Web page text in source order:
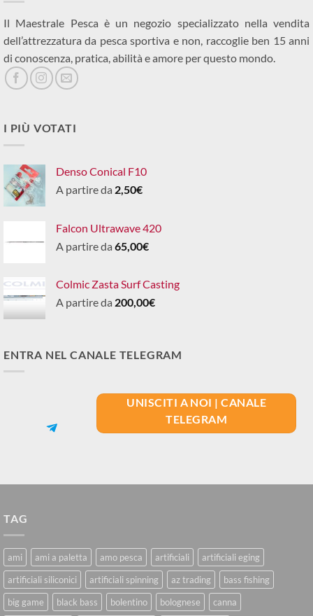
Il Maestrale Pesca è un negozio specializzato nella vendita
dell’attrezzatura da pesca sportiva e non, raccoglie ben 15 anni
di conoscenza, pratica, abilità e amore per questo mondo.
I PIÙ VOTATI
Denso Conical F10
A partire da 2,50€
Falcon Ultrawave 420
A partire da 65,00€
Colmic Zasta Surf Casting
A partire da 200,00€
ENTRA NEL CANALE TELEGRAM
UNISCITI A NOI | CANALE
TELEGRAM
TAG
ami ami a paletta amo pesca artificiali
artificiali eging
artificiali siliconici
artificiali spinning az trading
bass fishing
big game
black bass bolentino bolognese canna